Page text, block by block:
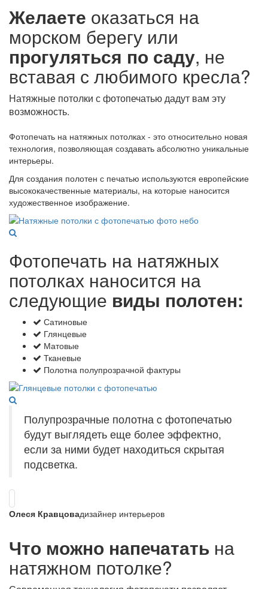
Желаете оказаться на
морском берегу или
прогуляться по саду, не
вставая с любимого кресла?
Натяжные потолки с фотопечатью дадут вам эту
возможность.
Фотопечать на натяжных потолках - это относительно новая
технология, позволяющая создавать абсолютно уникальные
интерьеры.
Для создания полотен с печатью используются европейские
высококачественные материалы, на которые наносится
художественное изображение.
Фотопечать на натяжных
потолках наносится на
следующие виды полотен:
Сатиновые
Глянцевые
Матовые
Тканевые
Полотна полупрозрачной фактуры
Полупрозрачные полотна c фотопечатью
будут выглядеть еще более эффектно,
если за ними будет находиться скрытая
подсветка.
Олеся Кравцовадизайнер интерьеров
Что можно напечатать на
натяжном потолке?